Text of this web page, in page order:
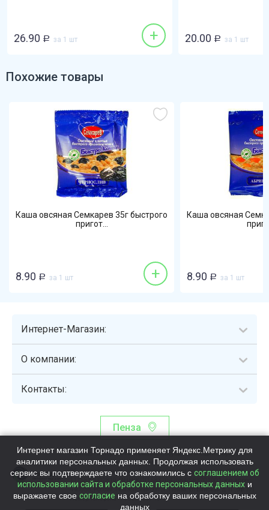
+ за 1 шт +
Похожие товары
Каша овсяная Семкарев 35г быстрого
пригот...
8.90 Р за 1 шт +
Каша овсяная
8.90 Р за 1 шт
Интернет-Магазин:
О компании:
Контакты:
Пенза
Торнадо - интернет-гипермаркет, осуществляющий сборку,
выдачу и доставку готовых наборов продуктов питания.
Общество с ограниченной ответственностью «Торнадо» (ОГРН
1115837002819, ИНН/КПП 5837047684/583701001, юр. адрес:
440058, Россия, Пензенская обл., г. Пенза, ул.Бийская, д.1Г, оф.17)
Номер телефона +78003339713
Интернет магазин Торнадо применяет Яндекс.Метрику для
аналитики персональных данных. Продолжая использовать
сервис вы подтверждаете что ознакомились с соглашением об
использовании сайта и обработке персональных данныхи
выражаете свое согласие на обработку ваших персональных
данных